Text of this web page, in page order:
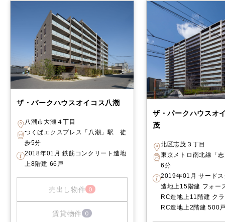
ザ・パークハウスオイコス八潮
八潮市大瀬４丁目
つくばエクスプレス「八潮」駅 徒
歩5分
2018年01月 鉄筋コンクリート造地
上8階建 66戸
売出し物件 0
賃貸物件 0
ザ・パークハウスオ
茂
北区志茂３丁目
東京メトロ南北線「
6分
2019年01月 サード
造地上15階建 フォー
RC造地上11階建 ク
RC造地上2階建 500